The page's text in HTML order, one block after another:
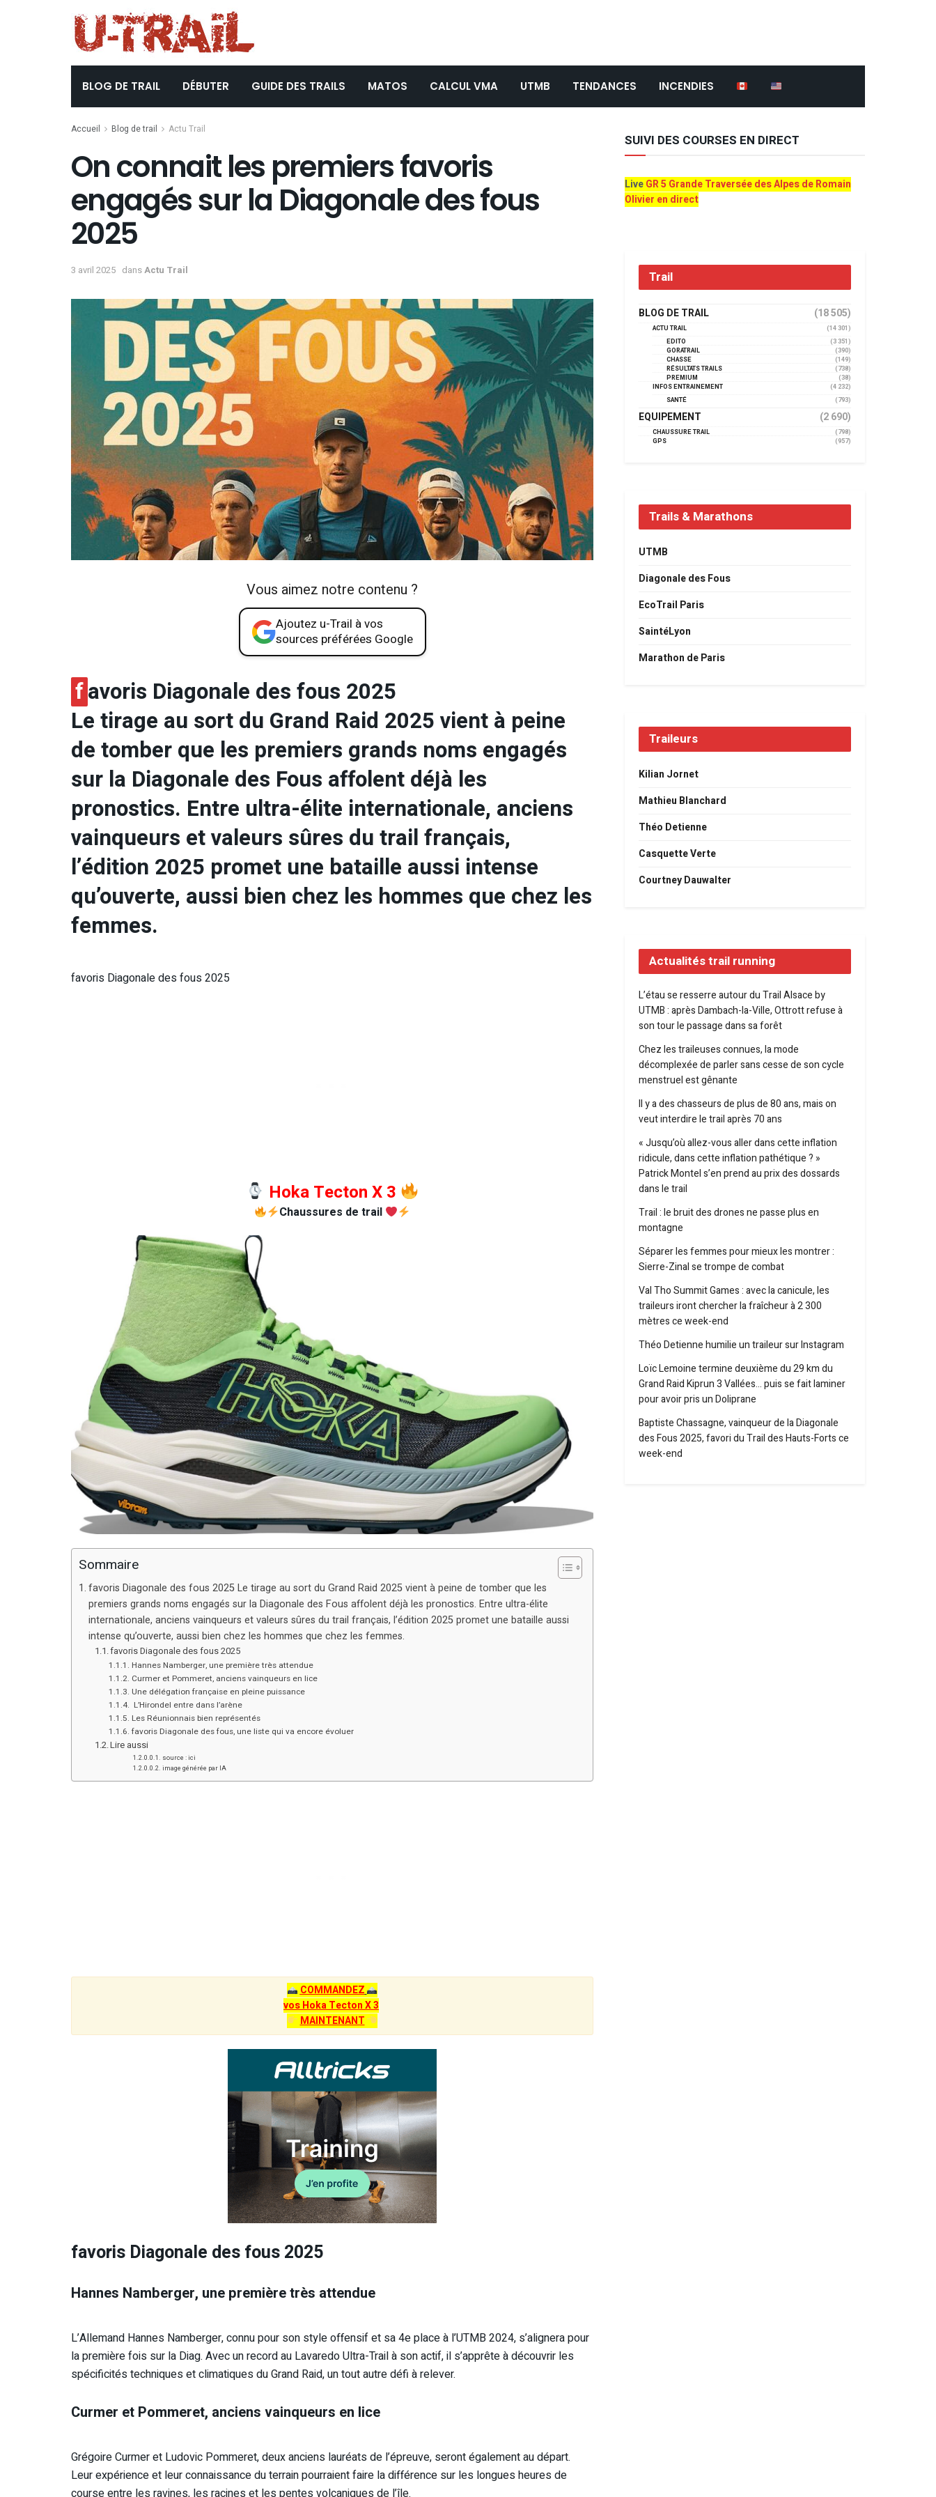
BLOG DE TRAIL DÉBUTER GUIDE DES TRAILS MATOS CALCUL VMA UTMB TENDANCES INCENDIES
Accueil Blog de trail Actu Trail
On connait les premiers favoris
engagés sur la Diagonale des fous
2025
3 avril 2025 dansActu Trail
Vous aimez notre contenu ?
Ajoutez u-Trail à vos
sources préférées Google
favoris Diagonale des fous 2025
Le tirage au sort du Grand Raid 2025 vient à peine
de tomber que les premiers grands noms engagés
sur la Diagonale des Fous affolent déjà les
pronostics. Entre ultra-élite internationale, anciens
vainqueurs et valeurs sûres du trail français,
l’édition 2025 promet une bataille aussi intense
qu’ouverte, aussi bien chez les hommes que chez les
femmes.
favoris Diagonale des fous 2025
Hoka Tecton X 3
Chaussures de trail
Sommaire
favoris Diagonale des fous 2025 Le tirage au sort du Grand Raid 2025 vient à peine de tomber que les
premiers grands noms engagés sur la Diagonale des Fous affolent déjà les pronostics. Entre ultra-élite
internationale, anciens vainqueurs et valeurs sûres du trail français, l’édition 2025 promet une bataille aussi
intense qu’ouverte, aussi bien chez les hommes que chez les femmes.
favoris Diagonale des fous 2025
Hannes Namberger, une première très attendue
Curmer et Pommeret, anciens vainqueurs en lice
Une délégation française en pleine puissance
L’Hirondel entre dans l’arène
Les Réunionnais bien représentés
favoris Diagonale des fous, une liste qui va encore évoluer
Lire aussi
source : ici
image générée par IA
COMMANDEZ
vos Hoka Tecton X 3
MAINTENANT
favoris Diagonale des fous 2025
Hannes Namberger, une première très attendue
L’Allemand Hannes Namberger, connu pour son style offensif et sa 4e place à l’UTMB 2024, s’alignera pour
la première fois sur la Diag. Avec un record au Lavaredo Ultra-Trail à son actif, il s’apprête à découvrir les
spécificités techniques et climatiques du Grand Raid, un tout autre défi à relever.
Curmer et Pommeret, anciens vainqueurs en lice
Grégoire Curmer et Ludovic Pommeret, deux anciens lauréats de l’épreuve, seront également au départ.
Leur expérience et leur connaissance du terrain pourraient faire la différence sur les longues heures de
course entre les ravines, les racines et les pentes volcaniques de l’île.
SUIVI DES COURSES EN DIRECT
LiveGR 5 Grande Traversée des Alpes de Romain
Olivier en direct
Trail
BLOG DE TRAIL (18 505)
ACTU TRAIL
(14 301)
EDITO
(3 351)
GORATRAIL
(390)
CHASSE
(149)
RÉSULTATS TRAILS
(738)
PREMIUM
(38)
INFOS ENTRAINEMENT
(4 232)
SANTÉ
(793)
EQUIPEMENT (2 690)
CHAUSSURE TRAIL
(798)
GPS
(957)
Trails & Marathons
UTMB
Diagonale des Fous
EcoTrail Paris
SaintéLyon
Marathon de Paris
Traileurs
Kilian Jornet
Mathieu Blanchard
Théo Detienne
Casquette Verte
Courtney Dauwalter
Actualités trail running
L’étau se resserre autour du Trail Alsace by
UTMB : après Dambach-la-Ville, Ottrott refuse à
son tour le passage dans sa forêt
Chez les traileuses connues, la mode
décomplexée de parler sans cesse de son cycle
menstruel est gênante
Il y a des chasseurs de plus de 80 ans, mais on
veut interdire le trail après 70 ans
« Jusqu’où allez-vous aller dans cette inflation
ridicule, dans cette inflation pathétique ? »
Patrick Montel s’en prend au prix des dossards
dans le trail
Trail : le bruit des drones ne passe plus en
montagne
Séparer les femmes pour mieux les montrer :
Sierre-Zinal se trompe de combat
Val Tho Summit Games : avec la canicule, les
traileurs iront chercher la fraîcheur à 2 300
mètres ce week-end
Théo Detienne humilie un traileur sur Instagram
Loïc Lemoine termine deuxième du 29 km du
Grand Raid Kiprun 3 Vallées… puis se fait laminer
pour avoir pris un Doliprane
Baptiste Chassagne, vainqueur de la Diagonale
des Fous 2025, favori du Trail des Hauts-Forts ce
week-end